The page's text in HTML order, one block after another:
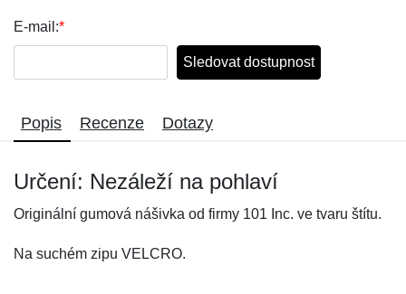
E-mail:*
Sledovat dostupnost
Popis Recenze Dotazy
Určení: Nezáleží na pohlaví
Originální gumová nášivka od firmy 101 Inc. ve tvaru štítu.
Na suchém zipu VELCRO.